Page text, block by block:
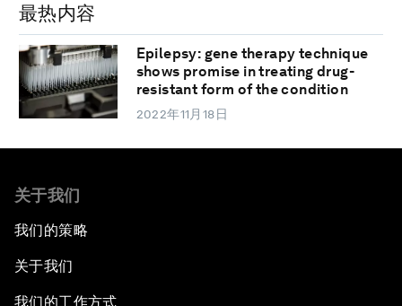
最热内容
Epilepsy: gene therapy technique
shows promise in treating drug-
resistant form of the condition
2022年11月18日
关于我们
我们的策略
关于我们
我们的工作方式